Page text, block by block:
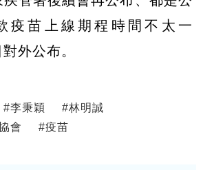
疫苗上線期程時間不太一
外公布。
#李秉穎 #林明誠
會 #疫苗